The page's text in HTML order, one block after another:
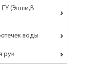
(Эшли,В
воды
рук